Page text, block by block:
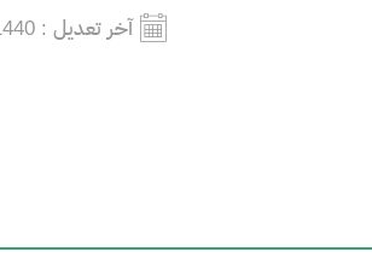
آخر تعديل : 18/